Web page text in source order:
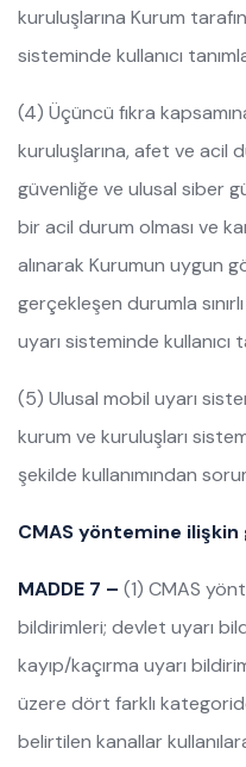
kuruluşlarına Kurum
sisteminde kullanıcı
(4) Üçüncü fıkra
kuruluşlarına, afet ve acil
güvenliğe ve ulusal siber
bir acil durum olması ve
alınarak Kurumun uygun
gerçekleşen durumla
uyarı sisteminde kullanıcı
(5) Ulusal mobil uyarı
kurum ve kuruluşları
şekilde kullanımından
CMAS yöntemine
MADDE 7 – (1) CMAS
bildirimleri; devlet uyarı
kayıp/kaçırma uyarı
üzere dört farklı
belirtilen kanallar